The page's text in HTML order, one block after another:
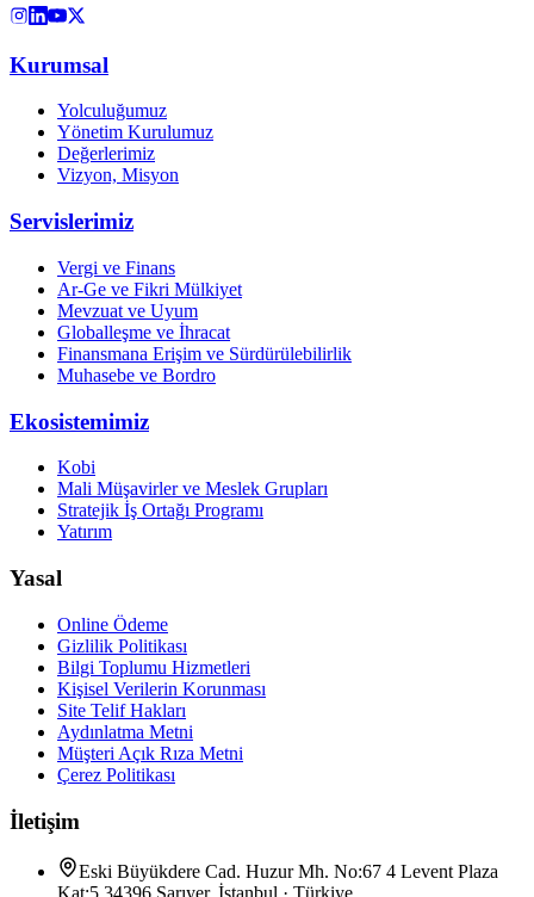
Kurumsal
Yolculuğumuz
Yönetim Kurulumuz
Değerlerimiz
Vizyon, Misyon
Servislerimiz
Vergi ve Finans
Ar-Ge ve Fikri Mülkiyet
Mevzuat ve Uyum
Globalleşme ve İhracat
Finansmana Erişim ve Sürdürülebilirlik
Muhasebe ve Bordro
Ekosistemimiz
Kobi
Mali Müşavirler ve Meslek Grupları
Stratejik İş Ortağı Programı
Yatırım
Yasal
Online Ödeme
Gizlilik Politikası
Bilgi Toplumu Hizmetleri
Kişisel Verilerin Korunması
Site Telif Hakları
Aydınlatma Metni
Müşteri Açık Rıza Metni
Çerez Politikası
İletişim
Eski Büyükdere Cad. Huzur Mh. No:67 4 Levent Plaza